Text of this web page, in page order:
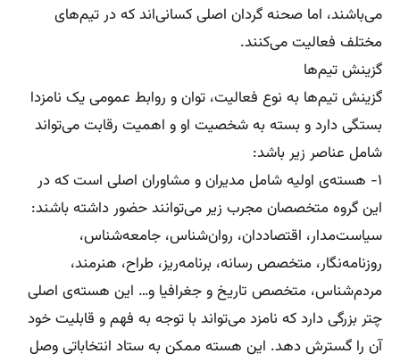
می‌باشند، اما صحنه گردان اصلی کسانی‌اند که در تیم‌های
مختلف فعالیت می‌کنند.
گزینش تیم‌ها
گزینش تیم‌ها به نوع فعالیت، توان و روابط عمومی یک نامزدا
بستگی دارد و بسته به شخصیت او و اهمیت رقابت می‌تواند
شامل عناصر زیر باشد:
۱- هسته‌ی اولیه شامل مدیران و مشاوران اصلی است که در
این گروه متخصصان مجرب‌ زیر می‌توانند حضور داشته باشند:
سیاست‌مدار، اقتصاد‌دان، روان‌شناس، جامعه‌شناس،
روزنامه‌نگار، متخصص رسانه، برنامه‌ریز، طراح، هنرمند،
مردم‌شناس، متخصص تاریخ و جغرافیا و‌… این هسته‌ی اصلی
چتر بزرگی دارد که نامزد می‌تواند با توجه به فهم و قابلیت خود
آن را گسترش دهد. این هسته ممکن به ستاد انتخاباتی وصل